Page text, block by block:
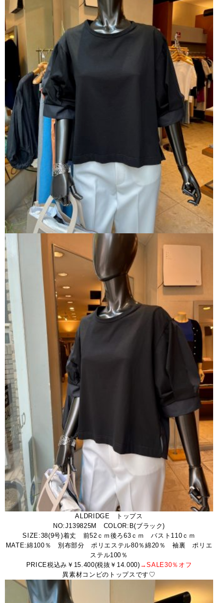
ALDRIDGE トップス
NO:J139825M COLOR:B(ブラック)
SIZE:38(9号)着丈 前52ｃｍ後ろ63ｃｍ バスト110ｃｍ
MATE:綿100％ 別布部分 ポリエステル80％綿20％ 袖裏 ポリエ
ステル100％
PRICE税込み￥15.400(税抜￥14.000) →SALE30％オフ
異素材コンビのトップスです♡